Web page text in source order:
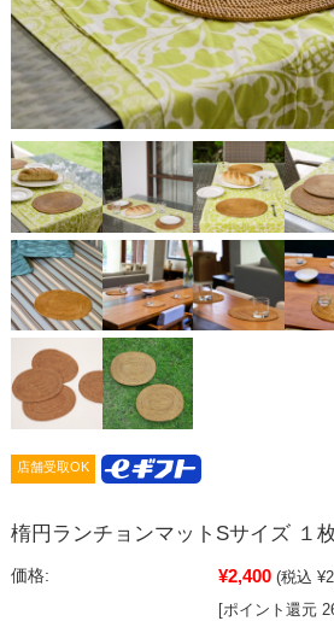
店舗受取OK
楕円ランチョンマットSサイズ １
価格: ¥2,400 (税込
[ポイント還元